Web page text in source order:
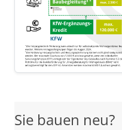
Sie bauen neu?